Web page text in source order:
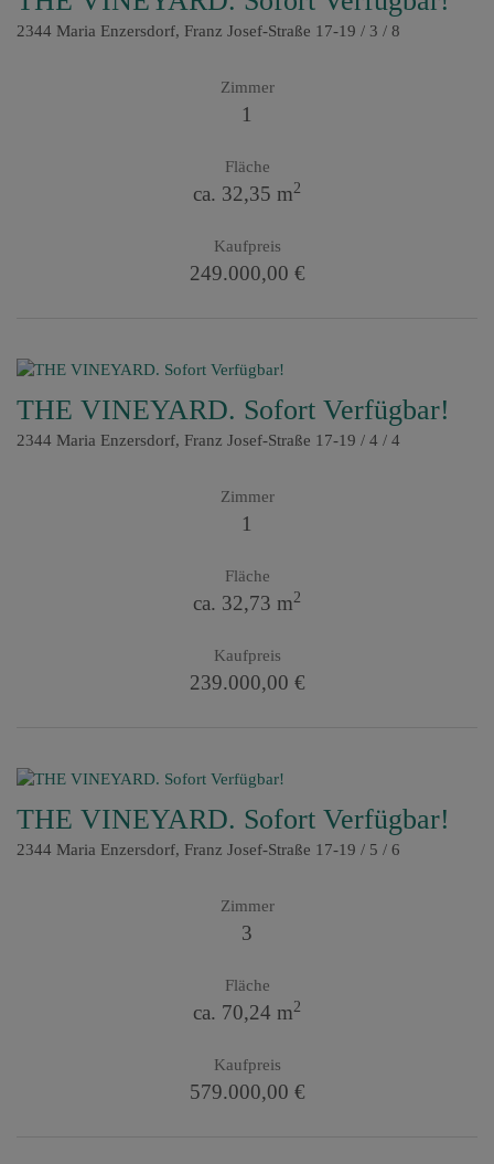
2344 Maria Enzersdorf, Franz Josef-Straße 17-19 / 3 / 8
Zimmer
1
Fläche
ca. 32,35 m2
Kaufpreis
249.000,00 €
THE VINEYARD. Sofort Verfügbar!
2344 Maria Enzersdorf, Franz Josef-Straße 17-19 / 4 / 4
Zimmer
1
Fläche
ca. 32,73 m2
Kaufpreis
239.000,00 €
THE VINEYARD. Sofort Verfügbar!
2344 Maria Enzersdorf, Franz Josef-Straße 17-19 / 5 / 6
Zimmer
3
Fläche
ca. 70,24 m2
Kaufpreis
579.000,00 €